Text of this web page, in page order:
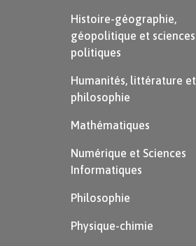
Histoire-géographie,
géopolitique et sciences
politiques
Humanités, littérature et
philosophie
Mathématiques
Numérique et Sciences
Informatiques
Philosophie
Physique-chimie